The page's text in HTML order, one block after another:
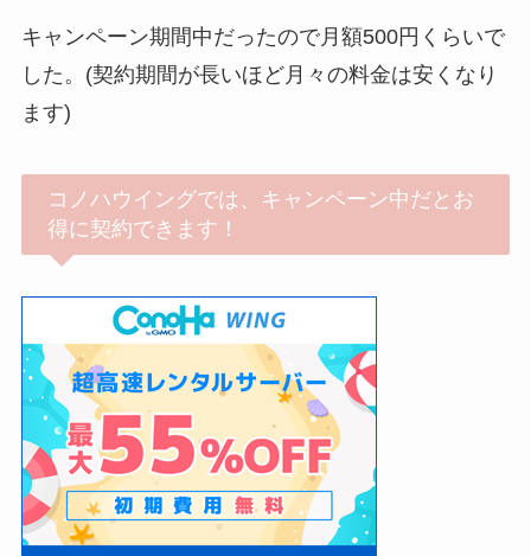
キャンペーン期間中だったので月額500円くらいで
した。(契約期間が長いほど月々の料金は安くなり
ます)
コノハウイングでは、キャンペーン中だとお
得に契約できます！